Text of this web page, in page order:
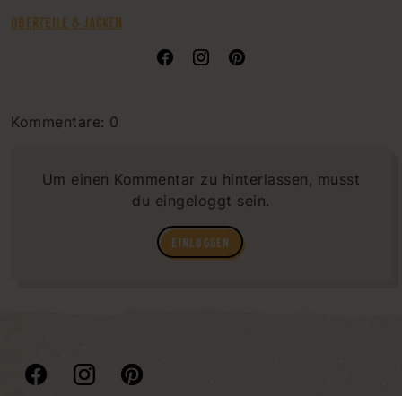
OBERTEILE & JACKEN
Kommentare: 0
Um einen Kommentar zu hinterlassen, musst
du eingeloggt sein.
EINLOGGEN